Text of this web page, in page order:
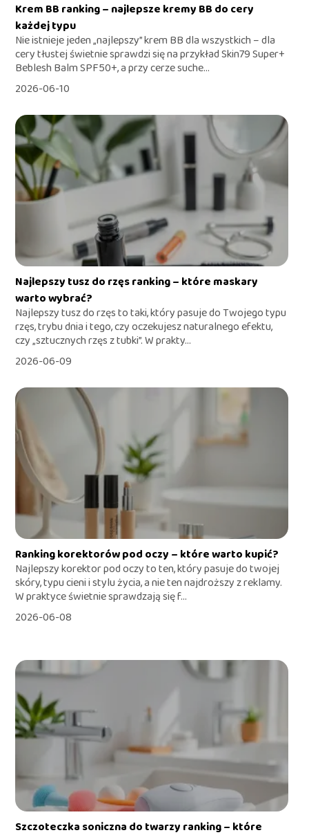
Krem BB ranking – najlepsze kremy BB do cery
każdej typu
Nie istnieje jeden „najlepszy” krem BB dla wszystkich – dla
cery tłustej świetnie sprawdzi się na przykład Skin79 Super+
Beblesh Balm SPF50+, a przy cerze suche...
2026-06-10
Najlepszy tusz do rzęs ranking – które maskary
warto wybrać?
Najlepszy tusz do rzęs to taki, który pasuje do Twojego typu
rzęs, trybu dnia i tego, czy oczekujesz naturalnego efektu,
czy „sztucznych rzęs z tubki”. W prakty...
2026-06-09
Ranking korektorów pod oczy – które warto kupić?
Najlepszy korektor pod oczy to ten, który pasuje do twojej
skóry, typu cieni i stylu życia, a nie ten najdroższy z reklamy.
W praktyce świetnie sprawdzają się f...
2026-06-08
Szczoteczka soniczna do twarzy ranking – które